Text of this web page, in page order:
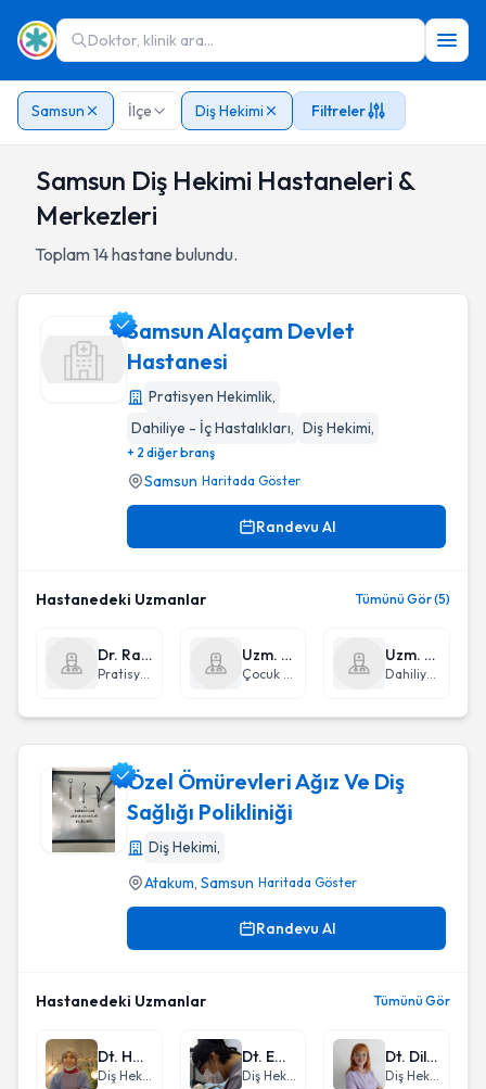
Doktor, klinik ara...
Samsun İlçe Diş Hekimi Filtreler
Samsun Diş Hekimi Hastaneleri &
Merkezleri
Toplam14hastane bulundu.
Samsun Alaçam Devlet Hastanesi
Samsun Alaçam Devlet
Hastanesi
Pratisyen Hekimlik,
Dahiliye - İç Hastalıkları, Diş Hekimi,
+ 2 diğer branş
Samsun Haritada Göster
Randevu Al
Hastanedeki Uzmanlar Tümünü Gör (5)
Dr. Radi Şen
Pratisyen Hekimlik
Uzm. Dr. Beyhan Bülbül
Çocuk Sağlığı ve Hastalıkları
Uzm. Dr. Murat Şaşmaz
Dahiliye - İç Hastalıkları
Özel Ömürevleri Ağız Ve Diş
Sağlığı Polikliniği
Diş Hekimi,
Atakum, Samsun Haritada Göster
Randevu Al
Hastanedeki Uzmanlar Tümünü Gör
Dt. Hatice Nesrin Topaç
Diş Hekimi
Dt. Emre Topaç
Diş Hekimi
Dt. Dilara Özçelik
Diş Hekimi